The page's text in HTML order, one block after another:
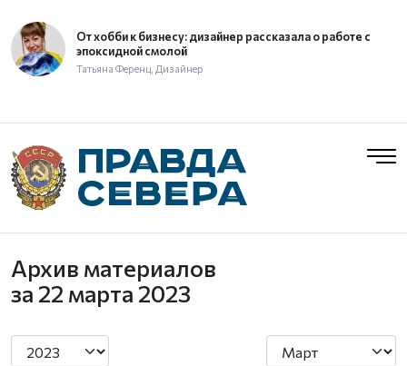
От хобби к бизнесу: дизайнер рассказала о работе с
эпоксидной смолой
Татьяна Ференц, Дизайнер
Архив материалов
за 22 марта 2023